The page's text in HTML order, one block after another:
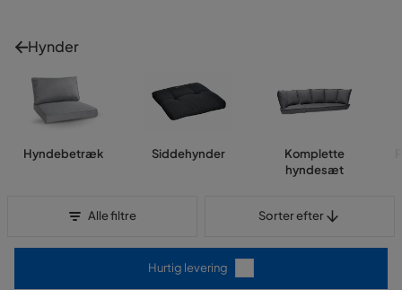
Hynder
Hyndebetræk Siddehynder
Komplette
hyndesæt
Alle filtre Sorter efter
Hurtig levering